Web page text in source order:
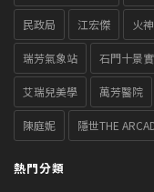
民政局 江宏傑 火
瑞芳氣象站 石門十景
艾瑞兒美學 萬芳醫院
陳庭妮 隱世THE
熱門分類